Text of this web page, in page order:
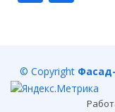
© Copyright